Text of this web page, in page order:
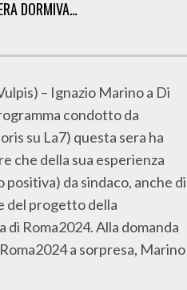
DORMIVA…
– Ignazio Marino a Di
condotto da
su La7) questa sera ha
che della sua esperienza
positiva) da sindaco, anche di
del progetto della
di Roma2024. Alla domanda
a sorpresa, Marino